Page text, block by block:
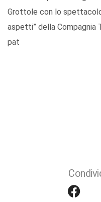
Grottole con lo
aspetti” della Compagnia
pat